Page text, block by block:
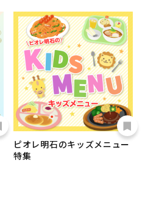
ピオレ明石のキッズメニュー
特集